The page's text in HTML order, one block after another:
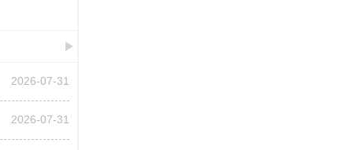
2026-07-31
2026-07-31